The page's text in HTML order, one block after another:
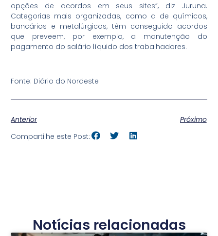
opções de acordos em seus sites”, diz Juruna.
Categorias mais organizadas, como a de químicos,
bancários e metalúrgicos, têm conseguido acordos
que preveem, por exemplo, a manutenção do
pagamento do salário líquido dos trabalhadores.
Fonte: Diário do Nordeste
Anterior
Próximo
Compartilhe este Post:
Notícias relacionadas